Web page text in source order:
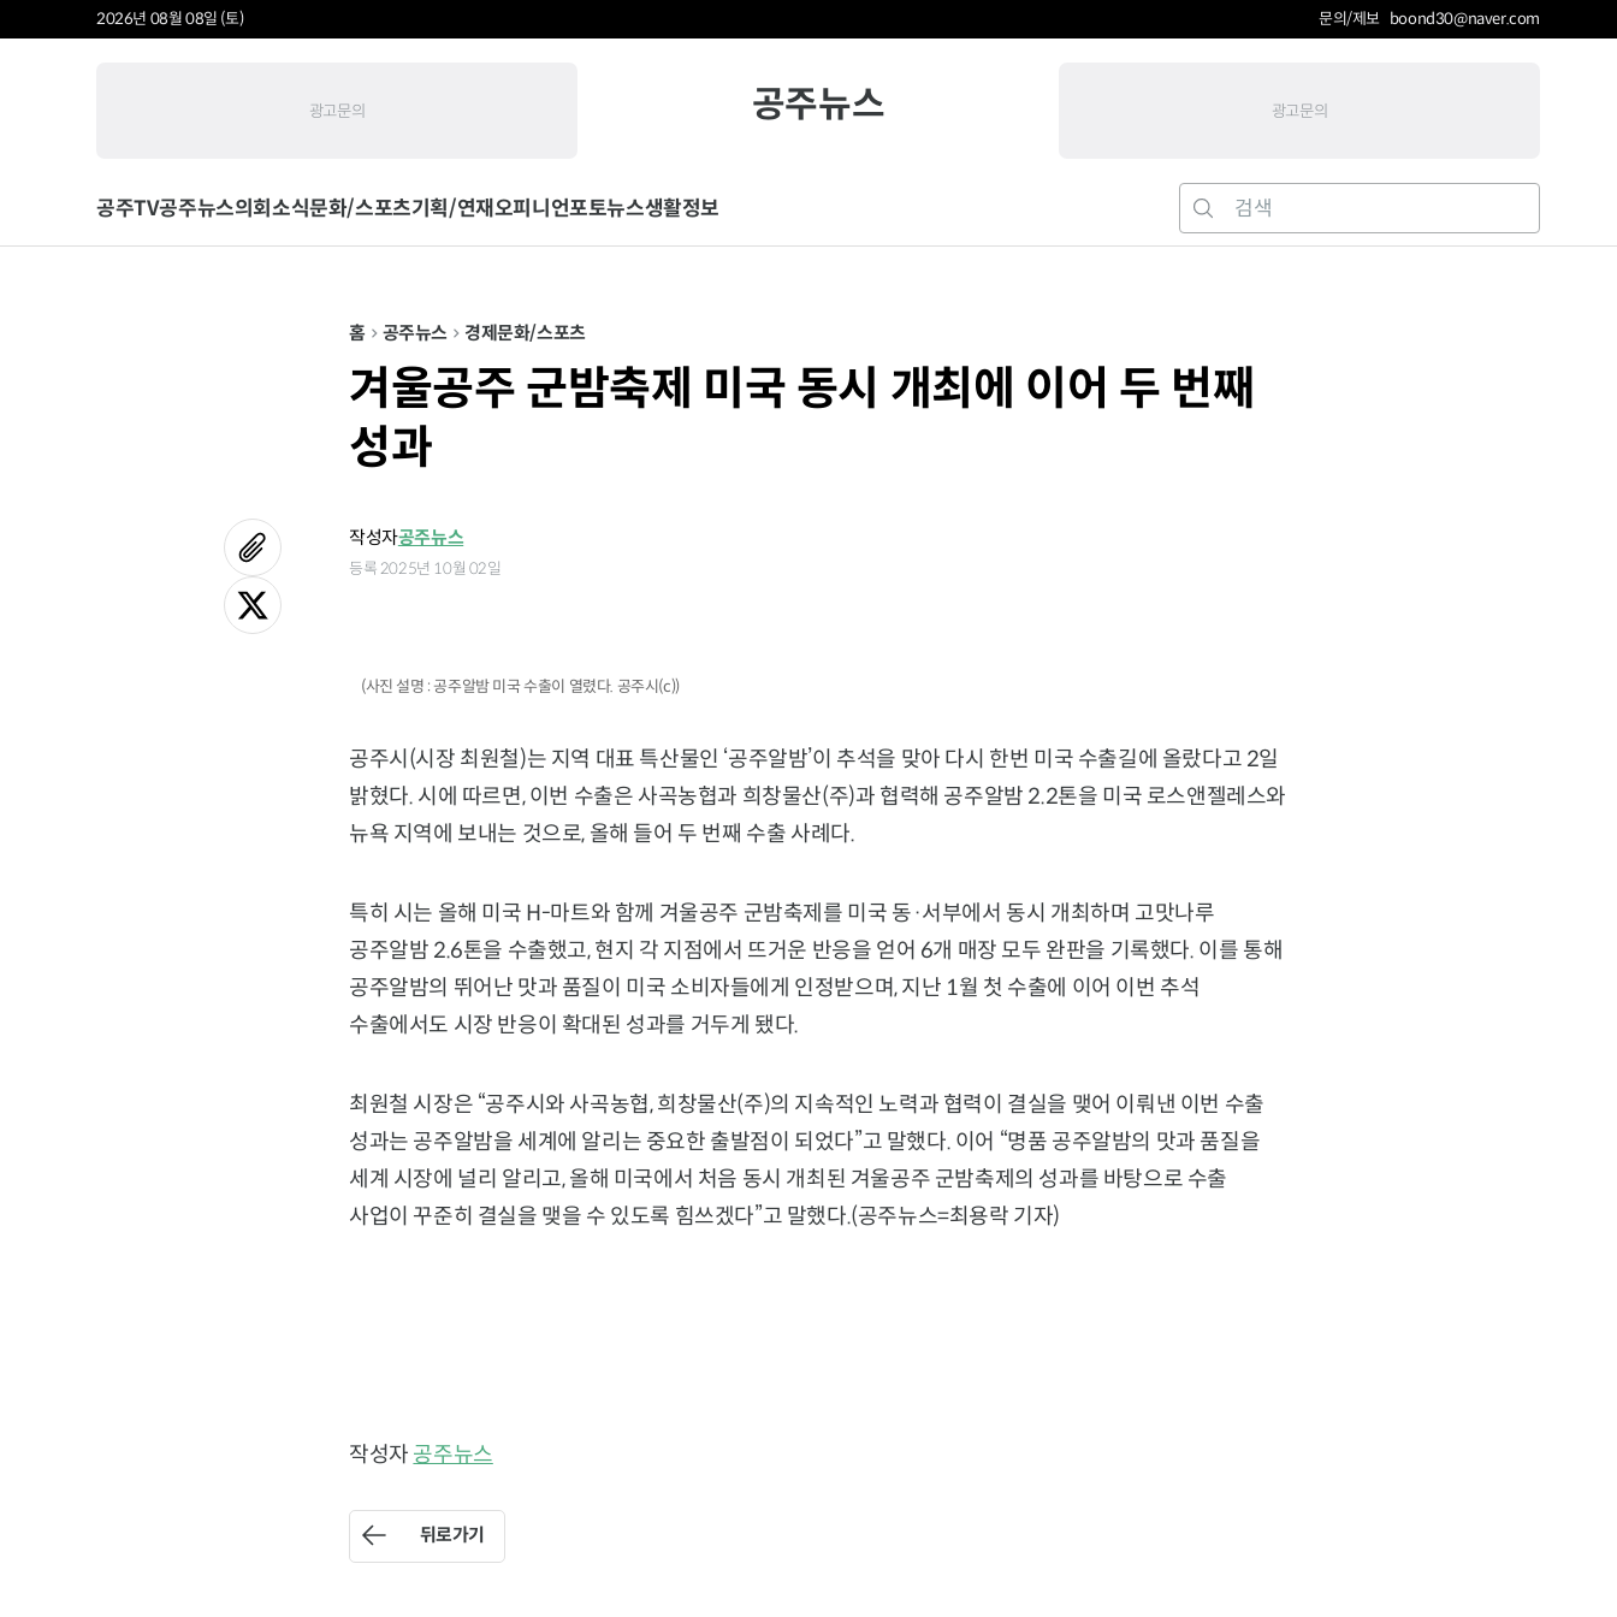
2026년 08월 08일 (토) 문의/제보 boond30@naver.com
광고문의 공주뉴스 광고문의
공주TV공주뉴스의회소식문화/스포츠기획/연재오피니언포토뉴스생활정보
홈 공주뉴스 경제문화/스포츠
겨울공주 군밤축제 미국 동시 개최에 이어 두 번째
성과
작성자공주뉴스
등록 2025년 10월 02일
(사진 설명 : 공주알밤 미국 수출이 열렸다. 공주시(c))
공주시(시장 최원철)는 지역 대표 특산물인 ‘공주알밤’이 추석을 맞아 다시 한번 미국 수출길에 올랐다고 2일
밝혔다. 시에 따르면, 이번 수출은 사곡농협과 희창물산(주)과 협력해 공주알밤 2.2톤을 미국 로스앤젤레스와
뉴욕 지역에 보내는 것으로, 올해 들어 두 번째 수출 사례다.
특히 시는 올해 미국 H-마트와 함께 겨울공주 군밤축제를 미국 동·서부에서 동시 개최하며 고맛나루
공주알밤 2.6톤을 수출했고, 현지 각 지점에서 뜨거운 반응을 얻어 6개 매장 모두 완판을 기록했다. 이를 통해
공주알밤의 뛰어난 맛과 품질이 미국 소비자들에게 인정받으며, 지난 1월 첫 수출에 이어 이번 추석
수출에서도 시장 반응이 확대된 성과를 거두게 됐다.
최원철 시장은 “공주시와 사곡농협, 희창물산(주)의 지속적인 노력과 협력이 결실을 맺어 이뤄낸 이번 수출
성과는 공주알밤을 세계에 알리는 중요한 출발점이 되었다”고 말했다. 이어 “명품 공주알밤의 맛과 품질을
세계 시장에 널리 알리고, 올해 미국에서 처음 동시 개최된 겨울공주 군밤축제의 성과를 바탕으로 수출
사업이 꾸준히 결실을 맺을 수 있도록 힘쓰겠다”고 말했다.(공주뉴스=최용락 기자)
작성자 공주뉴스
뒤로가기